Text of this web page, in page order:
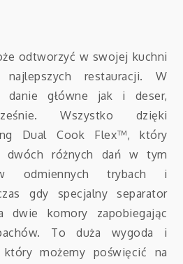
odtworzyć w swojej kuchni
restauracji. W
danie główne jak i deser,
Wszystko dzięki
Dual Cook Flex™, który
dwóch różnych dań w tym
odmiennych trybach i
gdy specjalny separator
dwie komory zapobiegając
To duża wygoda i
który możemy poświęcić na